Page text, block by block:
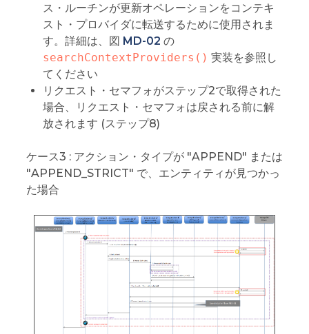
ス・ルーチンが更新オペレーションをコンテキ
スト・プロバイダに転送するために使用されま
す。詳細は、図 MD-02 の
searchContextProviders() 実装を参照し
てください
リクエスト・セマフォがステップ2で取得された
場合、リクエスト・セマフォは戻される前に解
放されます (ステップ8)
ケース3 : アクション・タイプが "APPEND" または
"APPEND_STRICT" で、エンティティが見つかっ
た場合